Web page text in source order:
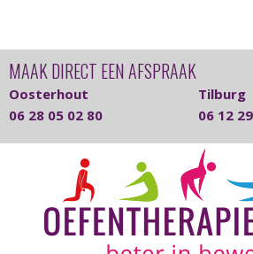
MAAK DIRECT EEN AFSPRAAK
Oosterhout
06 28 05 02 80
Tilburg
06 12